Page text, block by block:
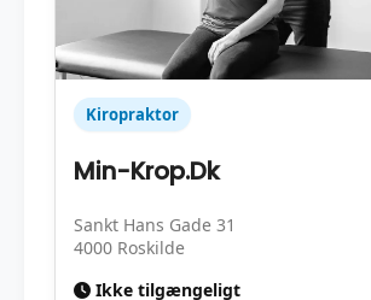
Kiropraktor
Min-Krop.Dk
Sankt Hans Gade 31
4000 Roskilde
Ikke tilgængeligt